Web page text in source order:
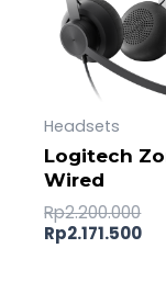
Headsets
Logitech
Wired
Rp2.200.000
Rp2.171.500